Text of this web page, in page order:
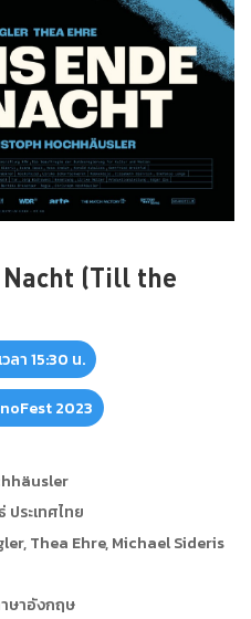
(Till the
เวลา 15:30 น.
2023
ประเทศไทย
Thea Ehre, Michael Sideris
ษาอังกฤษ